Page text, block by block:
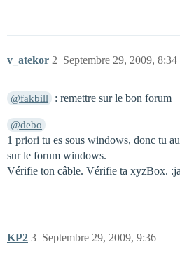
v_atekor Septembre 29, 2009, 8:34
2
@fakbill : remettre sur le bon forum
@debo
1 priori tu es sous windows, donc tu
sur le forum windows.
Vérifie ton câble. Vérifie ta xyzBox.
KP2 Septembre 29, 2009, 9:36
3